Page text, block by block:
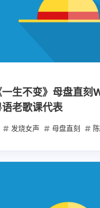
一生不变》母盘直刻
老歌课代表
发烧女声 母盘直刻